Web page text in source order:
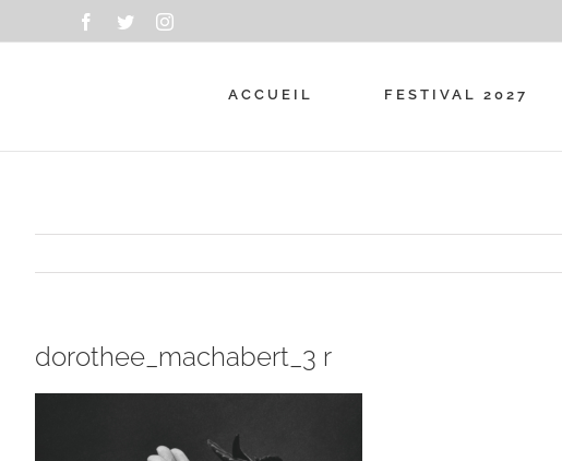
au
Facebook
TwitterInstagram
ACCUEIL FESTIVAL 2027
dorothee_machabert_3 r